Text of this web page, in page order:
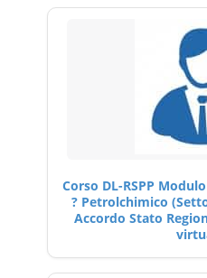
Corso DL-RSPP
? Petrolchimico
Accordo Stato